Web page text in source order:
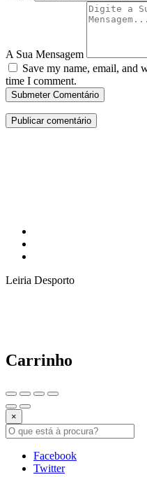
A Sua Mensagem
Save my name, email, and
time I comment.
Submeter Comentário
Leiria Desporto
Carrinho
×
Facebook
Twitter